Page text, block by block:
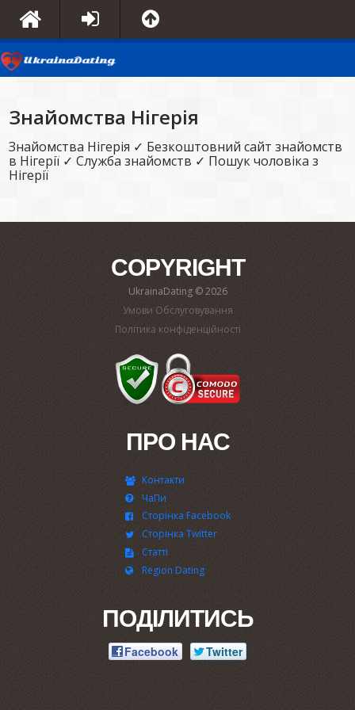
Знайомства Нігерія
Знайомства Нігерія ✓ Безкоштовний сайт знайомств
в Нігерії ✓ Служба знайомств ✓ Пошук чоловіка з
Нігерії
COPYRIGHT
UkrainaDating © 2026
Умови Обслуговування
Політика конфіденційності
ПРО НАС
Контакти
ЧаПи
Сторінка Facebook
Сторінка Twitter
Статті
Region Dating
ПОДІЛИТИСЬ
Facebook Twitter